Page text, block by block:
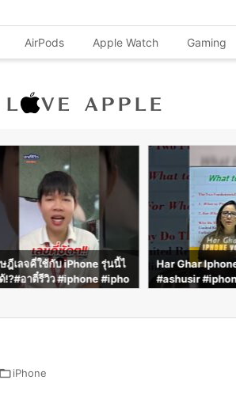
AirPods Apple Watch Gaming
Ghar Iphone Yojna
#iphone #shorts #v
INCOMING
I IPHONE 17
iPhone